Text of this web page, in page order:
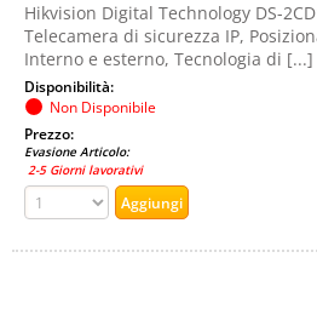
Hikvision Digital Technology DS-
Telecamera di sicurezza IP,
Interno e esterno, Tecnologia di [...]
Disponibilità:
Non Disponibile
Prezzo:
Evasione Articolo:
2-5 Giorni lavorativi